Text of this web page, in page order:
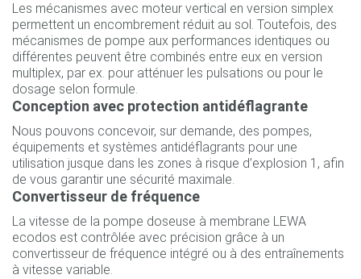
Les mécanismes avec moteur vertical en version simplex
permettent un encombrement réduit au sol. Toutefois, des
mécanismes de pompe aux performances identiques ou
différentes peuvent être combinés entre eux en version
multiplex, par ex. pour atténuer les pulsations ou pour le
dosage selon formule.
Conception avec protection antidéflagrante
Nous pouvons concevoir, sur demande, des pompes,
équipements et systèmes antidéflagrants pour une
utilisation jusque dans les zones à risque d’explosion 1, afin
de vous garantir une sécurité maximale.
Convertisseur de fréquence
La vitesse de la pompe doseuse à membrane LEWA
ecodos est contrôlée avec précision grâce à un
convertisseur de fréquence intégré ou à des entraînements
à vitesse variable.